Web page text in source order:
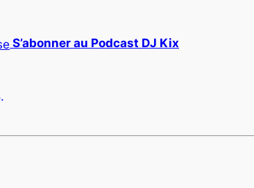
S’abonner au Podcast DJ Kix
.